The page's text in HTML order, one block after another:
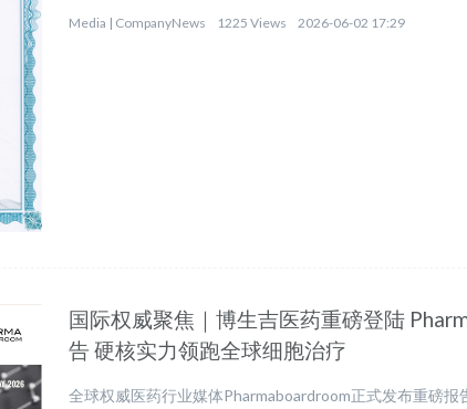
Media | CompanyNews 1225 Views 2026-06-02 17:29
国际权威聚焦｜博生吉医药重磅登陆
告 硬核实力领跑全球细胞治疗
全球权威医药行业媒体Pharmaboardroom正式发布重磅